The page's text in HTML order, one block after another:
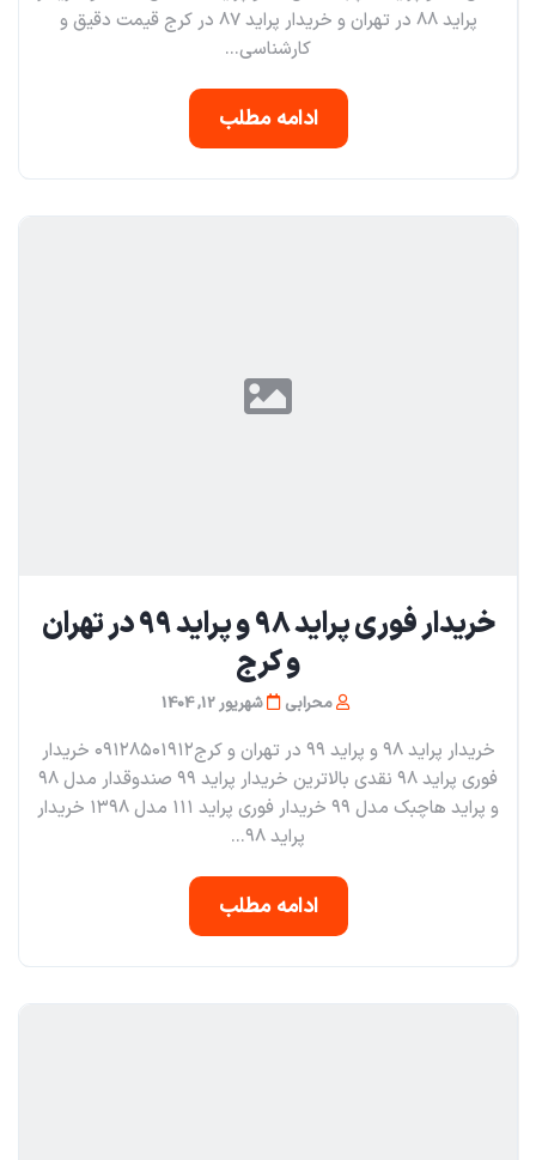
پراید ۸۸ در تهران و خریدار پراید ۸۷ در کرج قیمت دقیق و
‌کارشناسی...
ادامه مطلب
خریدار فوری پراید ۹۸ و پراید ۹۹ در تهران
و کرج
محرابی شهریور 12, 1404
خریدار پراید ۹۸ و‌ پراید ۹۹ در تهران و کرج۰۹۱۲۸۵۰۱۹۱۲ خریدار
فوری پراید ۹۸ نقدی بالاترین خریدار پراید ۹۹ صندوقدار مدل ۹۸
و پراید هاچبک مدل ۹۹ خریدار فوری پراید ۱۱۱ مدل ۱۳۹۸ خریدار
پراید ۹۸...
ادامه مطلب